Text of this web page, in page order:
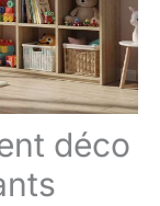
déco